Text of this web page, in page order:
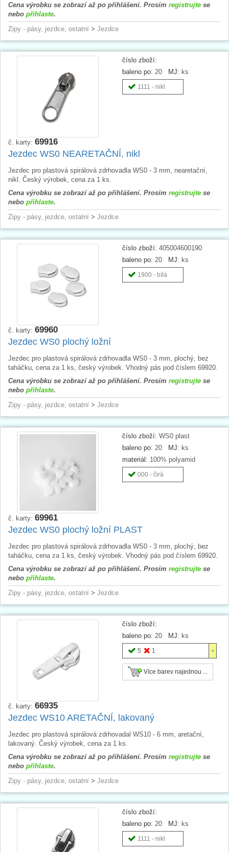
Cena výrobku se zobrazí až po přihlášení. Prosím registrujte se
nebo přihlaste.
Zipy - pásy, jezdce, ostatní > Jezdce
číslo zboží:
baleno po: 20 MJ: ks
1111 - nikl
č. karty: 69916
Jezdec WS0 NEARETAČNÍ, nikl
Jezdec pro plastová spirálová zdrhovadla WS0 - 3 mm, nearetační,
nikl. Český výrobek, cena za 1 ks.
Cena výrobku se zobrazí až po přihlášení. Prosím registrujte se
nebo přihlaste.
Zipy - pásy, jezdce, ostatní > Jezdce
číslo zboží: 405004600190
baleno po: 20 MJ: ks
1900 - bílá
č. karty: 69960
Jezdec WS0 plochý ložní
Jezdec pro plastová spirálová zdrhovadla WS0 - 3 mm, plochý, bez
taháčku, cena za 1 ks, český výrobek. Vhodný pás pod číslem 69920.
Cena výrobku se zobrazí až po přihlášení. Prosím registrujte se
nebo přihlaste.
Zipy - pásy, jezdce, ostatní > Jezdce
číslo zboží: WS0 plast
baleno po: 20 MJ: ks
materiál: 100% polyamid
000 - čirá
č. karty: 69961
Jezdec WS0 plochý ložní PLAST
Jezdec pro plastová spirálová zdrhovadla WS0 - 3 mm, plochý, bez
taháčku, cena za 1 ks, český výrobek. Vhodný pás pod číslem 69920.
Cena výrobku se zobrazí až po přihlášení. Prosím registrujte se
nebo přihlaste.
Zipy - pásy, jezdce, ostatní > Jezdce
číslo zboží:
baleno po: 20 MJ: ks
5 1
Více barev najednou ...
č. karty: 66935
Jezdec WS10 ARETAČNÍ, lakovaný
Jezdec pro plastová spirálová zdrhovadal WS10 - 6 mm, aretační,
lakovaný. Český výrobek, cena za 1 ks.
Cena výrobku se zobrazí až po přihlášení. Prosím registrujte se
nebo přihlaste.
Zipy - pásy, jezdce, ostatní > Jezdce
číslo zboží:
baleno po: 20 MJ: ks
1111 - nikl